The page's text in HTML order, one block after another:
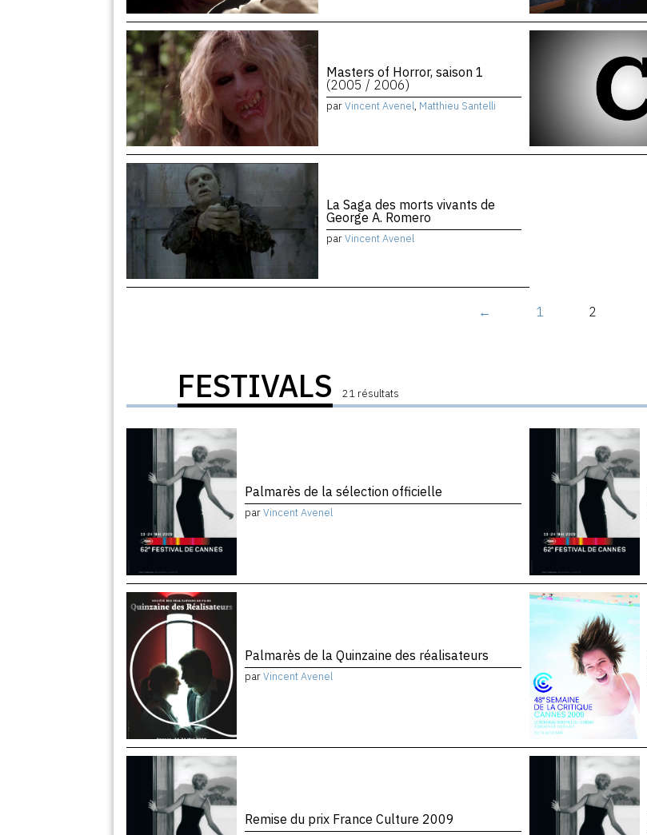
Masters of Horror, saison 1
(2005 / 2006)
parVincent Avenel, Matthieu Santelli
La Saga des morts vivants de
George A. Romero
parVincent Avenel
← 1 2
FESTIVALS 21 résultats
Palmarès de la sélection officielle
parVincent Avenel
Palmarès de la Quinzaine des réalisateurs
parVincent Avenel
Remise du prix France Culture 2009